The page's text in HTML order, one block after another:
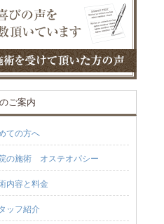
ご案内
ての方へ
の施術 オステオパシー
内容と料金
ッフ紹介